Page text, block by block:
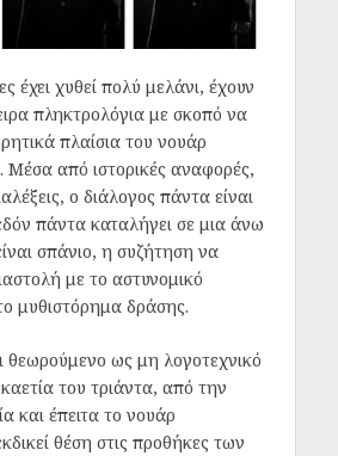
έχει χυθεί πολύ μελάνι, έχουν
πληκτρολόγια με σκοπό να
πλαίσια του νουάρ
Μέσα από ιστορικές αναφορές,
ο διάλογος πάντα είναι
πάντα καταλήγει σε μια άνω
σπάνιο, η συζήτηση να
με το αστυνομικό
μυθιστόρημα δράσης.
θεωρούμενο ως μη λογοτεχνικό
του τριάντα, από την
και έπειτα το νουάρ
θέση στις προθήκες των